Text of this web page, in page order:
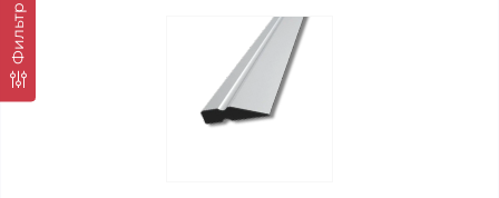
Фильтр